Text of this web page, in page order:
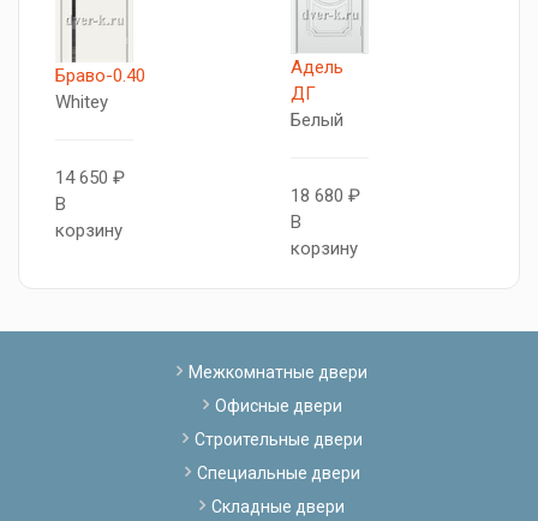
Браво-0.40
Whitey
14 650 ₽
В
корзину
Адель
ДГ
Белый
18 680 ₽
В
корзину
Межкомнатные двери
Офисные двери
Строительные двери
Специальные двери
Складные двери